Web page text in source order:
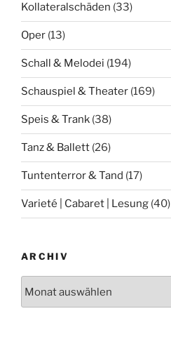
Kollateralschäden (33)
Oper (13)
Schall & Melodei (194)
Schauspiel & Theater (169)
Speis & Trank (38)
Tanz & Ballett (26)
Tuntenterror & Tand (17)
Varieté | Cabaret | Lesung (40)
ARCHIV